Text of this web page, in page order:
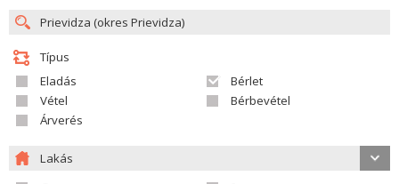
Típus
Eladás
Bérlet
Vétel
Bérbevétel
Árverés
Lakás